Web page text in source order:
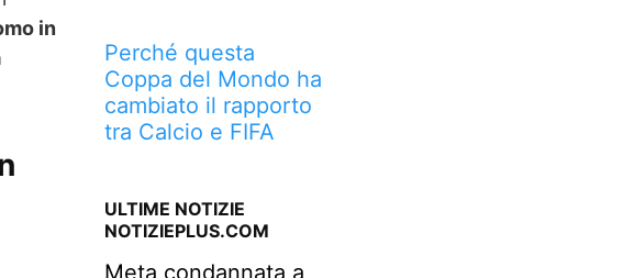
in
Perché questa
Coppa del Mondo ha
cambiato il rapporto
tra Calcio e FIFA
ULTIME NOTIZIE
NOTIZIEPLUS.COM
Meta condannata a